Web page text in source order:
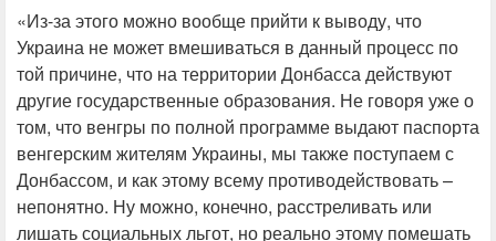
«Из-за этого можно вообще прийти к выводу, что
Украина не может вмешиваться в данный процесс по
той причине, что на территории Донбасса действуют
другие государственные образования. Не говоря уже о
том, что венгры по полной программе выдают паспорта
венгерским жителям Украины, мы также поступаем с
Донбассом, и как этому всему противодействовать –
непонятно. Ну можно, конечно, расстреливать или
лишать социальных льгот, но реально этому помешать